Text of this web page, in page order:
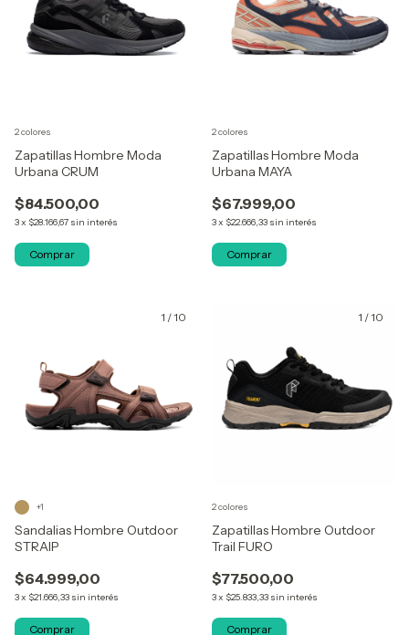
Zapatillas Hombre Moda
Urbana CRUM
$84.500,00
3x $28.166,67 sin interés
2 colores
Comprar
Zapatillas Hombre Moda
Urbana MAYA
$67.999,00
3x $22.666,33 sin interés
2 colores
Comprar
1 /10
Sandalias Hombre Outdoor
STRAIP
$64.999,00
3x $21.666,33 sin interés
+1
Comprar
1 /10
Zapatillas Hombre Outdoor
Trail FURO
$77.500,00
3x $25.833,33 sin interés
2 colores
Comprar